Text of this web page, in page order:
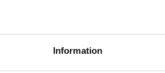
Information
mängd
är
under